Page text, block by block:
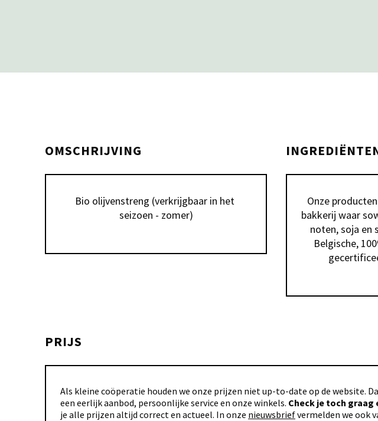
OMSCHRIJVING
Bio olijvenstreng (verkrijgbaar in het
seizoen - zomer)
Onze
bakkerij waar
noten, soja en
Belgische,
PRIJS
Als kleine coöperatie houden we onze prijzen niet up-to-date op de website.
een eerlijk aanbod, persoonlijke service en onze winkels. Check je toch graag
je alle prijzen altijd correct en actueel. In onze nieuwsbriefvermelden we ook